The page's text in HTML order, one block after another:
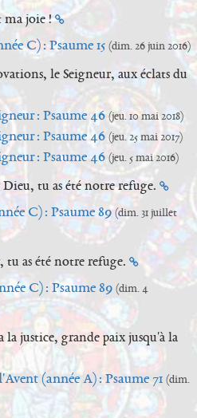
ma joie !
C) : Psaume 15 (dim. 26 juin 2016)
le Seigneur, aux éclats du
: Psaume 46 (jeu. 10 mai 2018)
: Psaume 46 (jeu. 25 mai 2017)
: Psaume 46 (jeu. 5 mai 2016)
tu as été notre refuge.
C) : Psaume 89 (dim. 31 juillet
tu as été notre refuge.
C) : Psaume 89 (dim. 4
justice, grande paix jusqu'à la
(année A) : Psaume 71 (dim.